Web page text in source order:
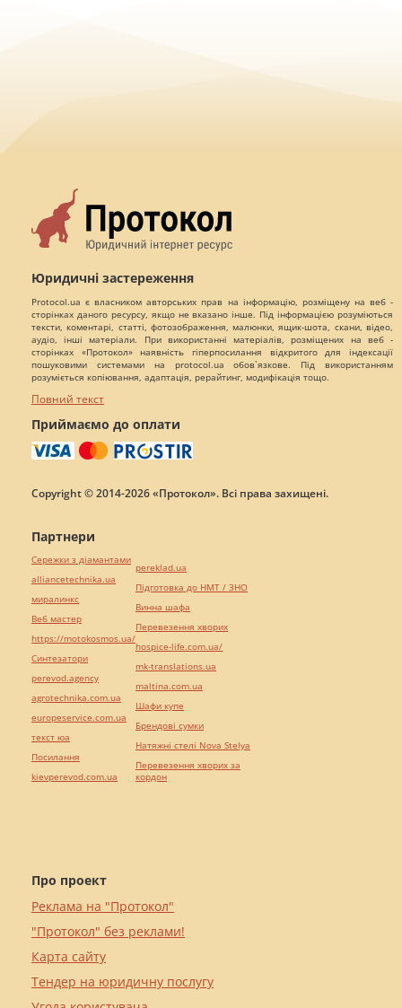
Юридичні застереження
Protocol.ua є власником авторських прав на інформацію, розміщену на веб -
сторінках даного ресурсу, якщо не вказано інше. Під інформацією розуміються
тексти, коментарі, статті, фотозображення, малюнки, ящик-шота, скани, відео,
аудіо, інші матеріали. При використанні матеріалів, розміщених на веб -
сторінках «Протокол» наявність гіперпосилання відкритого для індексації
пошуковими системами на protocol.ua обов`язкове. Під використанням
розуміється копіювання, адаптація, рерайтинг, модифікація тощо.
Повний текст
Приймаємо до оплати
Copyright © 2014-2026 «Протокол». Всі права захищені.
Про проект
Реклама на "Протокол"
"Протокол" без реклами!
Карта сайту
Тендер на юридичну послугу
Партнери
Сережки з діамантами
alliancetechnika.ua
миралинкс
Веб мастер
https://motokosmos.ua/
Синтезатори
perevod.agency
agrotechnika.com.ua
europeservice.com.ua
текст юа
Посилання
kievperevod.com.ua
pereklad.ua
Підготовка до НМТ / ЗНО
Винна шафа
Перевезення хворих
hospice-life.com.ua/
mk-translations.ua
maltina.com.ua
Шафи купе
Брендові сумки
Натяжні стелі Nova Stelya
Перевезення хворих за
кордон